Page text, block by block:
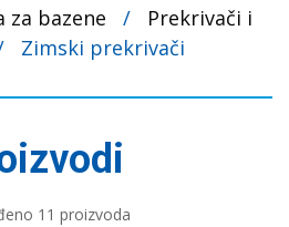
za bazene /
Prekrivači i
Zimski prekrivači
11 proizvoda